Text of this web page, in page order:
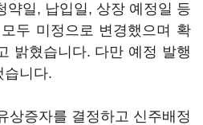
약일, 납입일, 상장 예정일 등
두 미정으로 변경했으며 확
밝혔습니다. 다만 예정 발행
습니다.
상증자를 결정하고 신주배정